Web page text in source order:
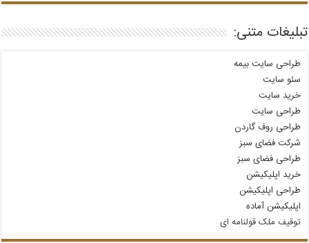
تبلیغات متنی:
طراحی سایت بیمه
سئو سایت
خرید سایت
طراحی سایت
طراحی روف گاردن
شرکت فضای سبز
طراحی فضای سبز
خرید اپلیکیشن
طراحی اپلیکیشن
اپلیکیشن آماده
توقیف ملک قولنامه‌ ای